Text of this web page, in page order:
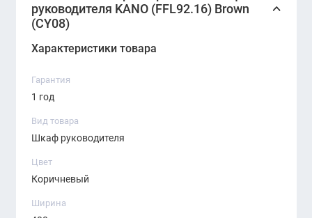
использования.
руководителя KANO (FFL92.16) Brown
(CY08)
Характеристики товара
Гарантия
1 год
Вид товара
Шкаф руководителя
Цвет
Коричневый
Ширина